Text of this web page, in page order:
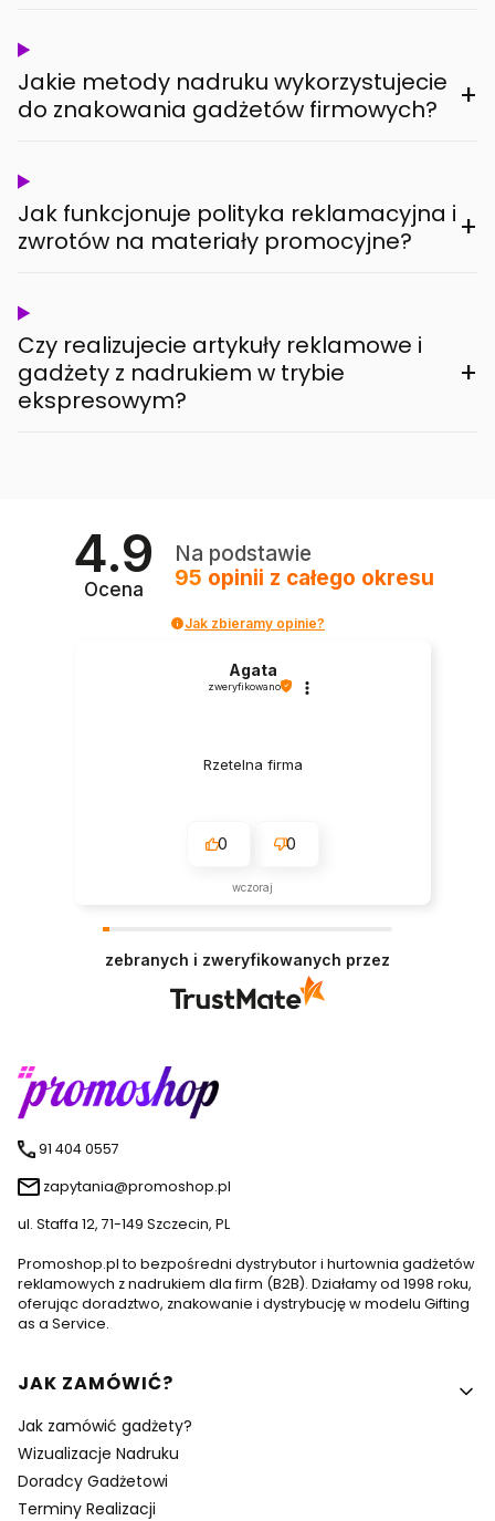
Jakie metody nadruku wykorzystujecie
do znakowania gadżetów firmowych?
+
Jak funkcjonuje polityka reklamacyjna i
zwrotów na materiały promocyjne?
+
Czy realizujecie artykuły reklamowe i
gadżety z nadrukiem w trybie
ekspresowym?
+
4.9
Ocena
Na podstawie
95 opinii z całego okresu
Jak zbieramy opinie?
Agata
zweryfikowano
Rzetelna firma
0 0
wczoraj
zebranych i zweryfikowanych przez
91 404 0557
zapytania@promoshop.pl
ul. Staffa 12, 71-149 Szczecin, PL
Promoshop.pl to bezpośredni dystrybutor i hurtownia gadżetów
reklamowych z nadrukiem dla firm (B2B). Działamy od 1998 roku,
oferując doradztwo, znakowanie i dystrybucję w modelu Gifting
as a Service.
Linki w stopce
JAK ZAMÓWIĆ?
Jak zamówić gadżety?
Wizualizacje Nadruku
Doradcy Gadżetowi
Terminy Realizacji